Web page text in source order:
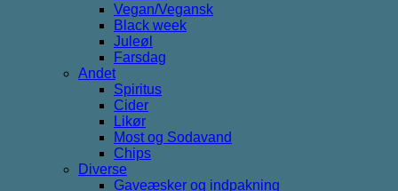
Vegan/Vegansk
Black week
Juleøl
Farsdag
Andet
Spiritus
Cider
Likør
Most og Sodavand
Chips
Diverse
Gaveæsker og indpakning